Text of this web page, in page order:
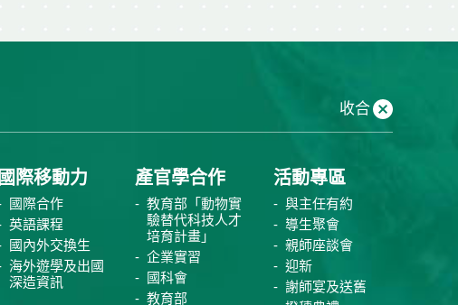
收合
國際移動力
國際合作
英語課程
國內外交換生
海外遊學及出國
深造資訊
產官學合作
教育部「動物實
驗替代科技人才
培育計畫」
企業實習
國科會
教育部
活動專區
與主任有約
導生聚會
親師座談會
迎新
謝師宴及送舊